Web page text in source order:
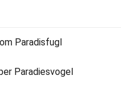
Paradisfugl
Paradiesvogel